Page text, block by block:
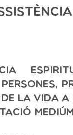
la vida a